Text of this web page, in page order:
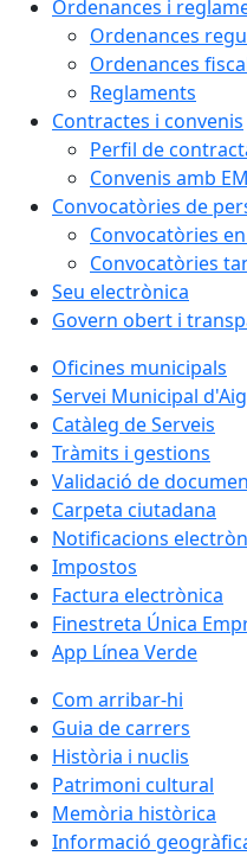
Ordenances i
Ordenances
Ordenances
Reglaments
Contractes i convenis
Perfil de
Convenis amb
Convocatòries de
Convocatòries
Convocatòries
Seu electrònica
Govern obert i
Oficines municipals
Servei Municipal
Catàleg de Serveis
Tràmits i gestions
Validació de
Carpeta ciutadana
Notificacions
Impostos
Factura electrònica
Finestreta Única
App Línea Verde
Com arribar-hi
Guia de carrers
Història i nuclis
Patrimoni cultural
Memòria històrica
Informació